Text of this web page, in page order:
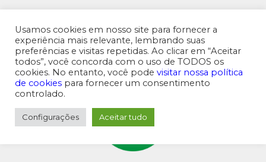
MENU SUPERIOR
Usamos cookies em nosso site para fornecer a
experiência mais relevante, lembrando suas
preferências e visitas repetidas. Ao clicar em “Aceitar
todos”, você concorda com o uso de TODOS os
cookies. No entanto, você pode visitar nossa política
de cookies para fornecer um consentimento
controlado.
Configurações Aceitar tudo